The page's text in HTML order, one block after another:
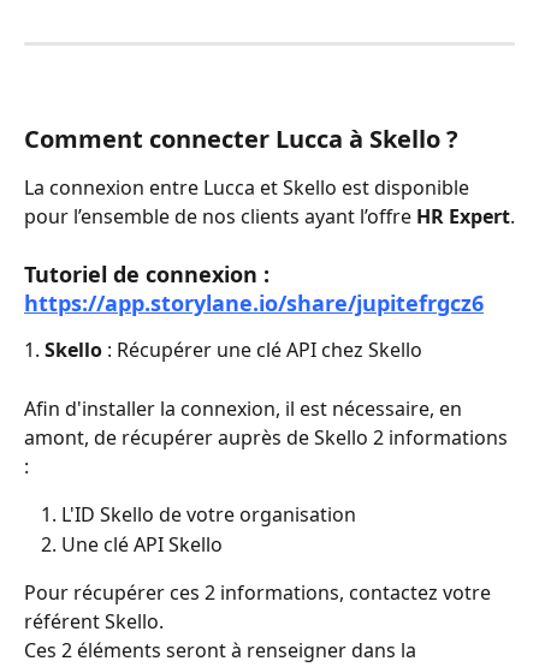
Comment connecter Lucca à Skello ?
La connexion entre Lucca et Skello est disponible
pour l’ensemble de nos clients ayant l’offre HR Expert.
Tutoriel de connexion :
https://app.storylane.io/share/jupitefrgcz6
1. Skello : Récupérer une clé API chez Skello
Afin d'installer la connexion, il est nécessaire, en
amont, de récupérer auprès de Skello 2 informations
:
L'ID Skello de votre organisation
Une clé API Skello
Pour récupérer ces 2 informations, contactez votre
référent Skello.
Ces 2 éléments seront à renseigner dans la